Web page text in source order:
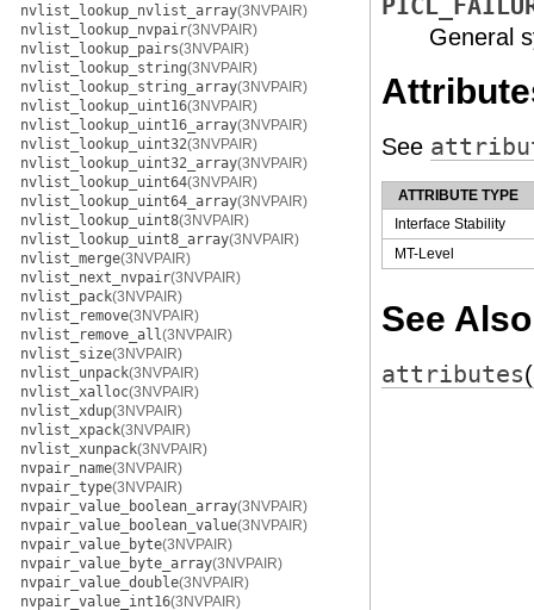
nvlist_lookup_nvlist_array(3NVPAIR)
nvlist_lookup_nvpair(3NVPAIR)
nvlist_lookup_pairs(3NVPAIR)
nvlist_lookup_string(3NVPAIR)
nvlist_lookup_string_array(3NVPAIR)
nvlist_lookup_uint16(3NVPAIR)
nvlist_lookup_uint16_array(3NVPAIR)
nvlist_lookup_uint32(3NVPAIR)
nvlist_lookup_uint32_array(3NVPAIR)
nvlist_lookup_uint64(3NVPAIR)
nvlist_lookup_uint64_array(3NVPAIR)
nvlist_lookup_uint8(3NVPAIR)
nvlist_lookup_uint8_array(3NVPAIR)
nvlist_merge(3NVPAIR)
nvlist_next_nvpair(3NVPAIR)
nvlist_pack(3NVPAIR)
nvlist_remove(3NVPAIR)
nvlist_remove_all(3NVPAIR)
nvlist_size(3NVPAIR)
nvlist_unpack(3NVPAIR)
nvlist_xalloc(3NVPAIR)
nvlist_xdup(3NVPAIR)
nvlist_xpack(3NVPAIR)
nvlist_xunpack(3NVPAIR)
nvpair_name(3NVPAIR)
nvpair_type(3NVPAIR)
nvpair_value_boolean_array(3NVPAIR)
nvpair_value_boolean_value(3NVPAIR)
nvpair_value_byte(3NVPAIR)
nvpair_value_byte_array(3NVPAIR)
nvpair_value_double(3NVPAIR)
nvpair_value_int16(3NVPAIR)
General
See
ATTRIBUTE TYPE
Interface Stability
MT-Level
See Also
attributes